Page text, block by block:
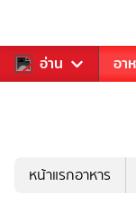
อ่าน
รวงการเพลง อา
หน้าแรกอาหาร